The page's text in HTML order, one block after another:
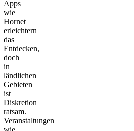
Apps
wie
Hornet
erleichtern
das
Entdecken,
doch
in
ländlichen
Gebieten
ist
Diskretion
ratsam.
Veranstaltungen